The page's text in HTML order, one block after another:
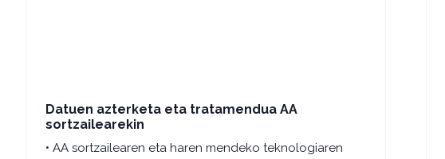
Datuen azterketa eta tratamendua AA
sortzailearekin
• AA sortzailearen eta haren mendeko teknologiaren